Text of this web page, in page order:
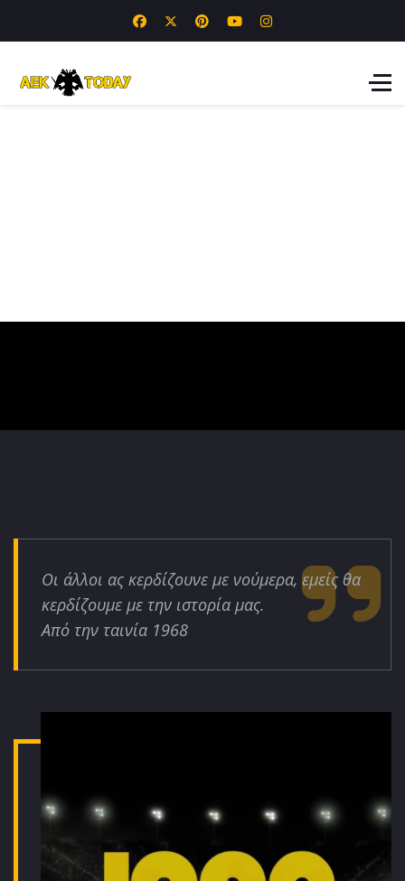
Οι άλλοι ας κερδίζουνε με νούμερα, εμείς θα
κερδίζουμε με την ιστορία μας.
Από την ταινία 1968